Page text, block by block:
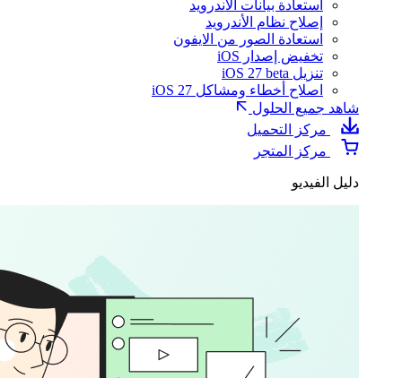
استعادة بيانات الأندرويد
إصلاح نظام الأندرويد
استعادة الصور من الايفون
تخفيض إصدار iOS
تنزيل iOS 27 beta
اصلاح أخطاء ومشاكل iOS 27
شاهد جميع الحلول
مركز التحميل
مركز المتجر
دليل الفيديو